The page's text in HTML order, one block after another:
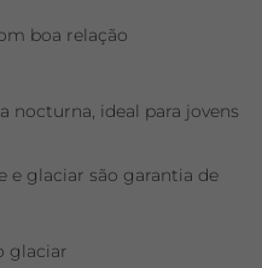
boa relação
nocturna, ideal para jovens
e glaciar são garantia de
glaciar